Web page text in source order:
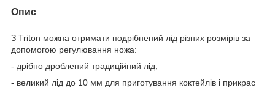
Опис
З Triton можна отримати подрібнений лід різних розмірів за
допомогою регулювання ножа:
- дрібно дроблений традиційний лід;
- великий лід до 10 мм для приготування коктейлів і прикрас